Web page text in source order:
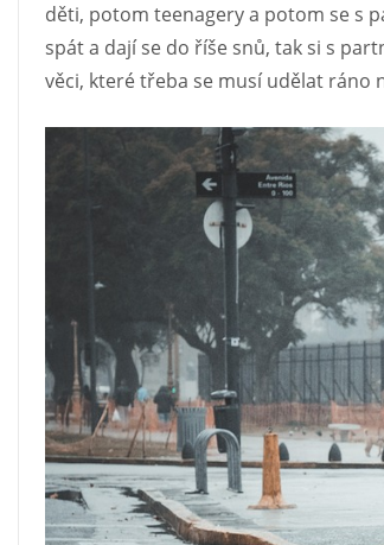
děti, potom teenagery a potom se s
spát a dají se do říše snů, tak si s
věci, které třeba se musí udělat ráno